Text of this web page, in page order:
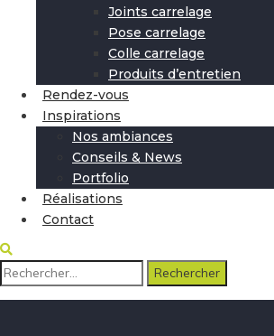
Joints carrelage
Pose carrelage
Colle carrelage
Produits d’entretien
Rendez-vous
Inspirations
Nos ambiances
Conseils & News
Portfolio
Réalisations
Contact
Rechercher :